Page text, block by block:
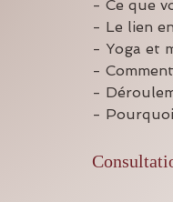
- Ce que
- Le lien
- Yoga et
-
-
-